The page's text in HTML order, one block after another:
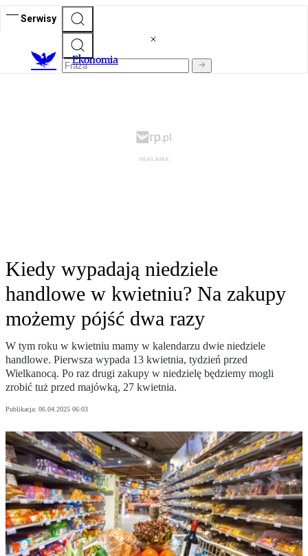
Serwisy
Ekonomia
Kiedy wypadają niedziele
handlowe w kwietniu? Na zakupy
możemy pójść dwa razy
W tym roku w kwietniu mamy w kalendarzu dwie niedziele
handlowe. Pierwsza wypada 13 kwietnia, tydzień przed
Wielkanocą. Po raz drugi zakupy w niedzielę będziemy mogli
zrobić tuż przed majówką, 27 kwietnia.
Publikacja: 06.04.2025 06:03